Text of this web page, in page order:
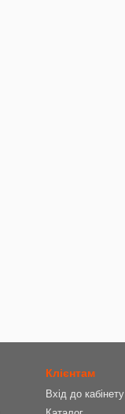
Клієнтам
Вхід до кабінету